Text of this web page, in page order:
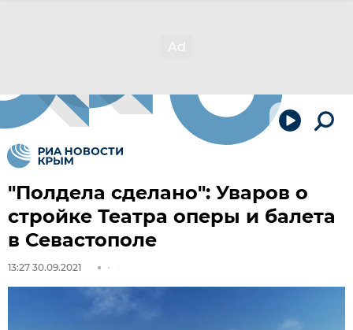
"Полдела сделано": Уваров о
стройке Театра оперы и балета
в Севастополе
13:27 30.09.2021